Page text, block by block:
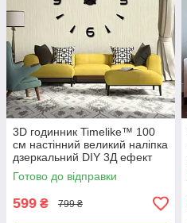
3D годинник Timelike™ 100
см настінний великий наліпка
дзеркальний DIY 3Д ефект
Арабські2-B в їдальню
чорний
Готово до відправки
599 ₴ 799 ₴